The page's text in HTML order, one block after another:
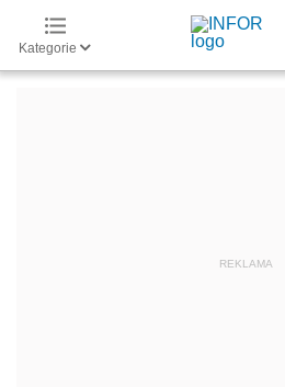
Kategorie